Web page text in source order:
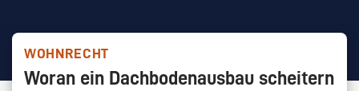
WOHNRECHT
Woran ein Dachbodenausbau scheitern